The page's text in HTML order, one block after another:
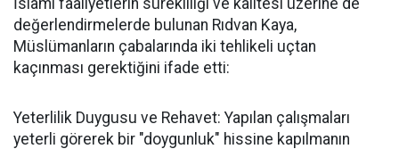
İslami faaliyetlerin sürekliliği ve kalitesi üzerine de
değerlendirmelerde bulunan Rıdvan Kaya,
Müslümanların çabalarında iki tehlikeli uçtan
kaçınması gerektiğini ifade etti:
Yeterlilik Duygusu ve Rehavet: Yapılan çalışmaları
yeterli görerek bir "doygunluk" hissine kapılmanın